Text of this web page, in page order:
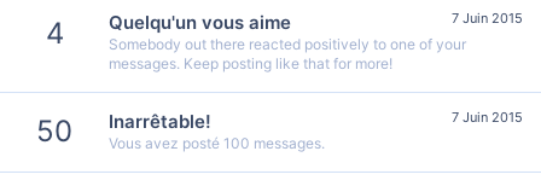
4 7 Juin 2015
Quelqu'un vous aime
Somebody out there reacted positively to one of your
messages. Keep posting like that for more!
50 7 Juin 2015
Inarrêtable!
Vous avez posté 100 messages.